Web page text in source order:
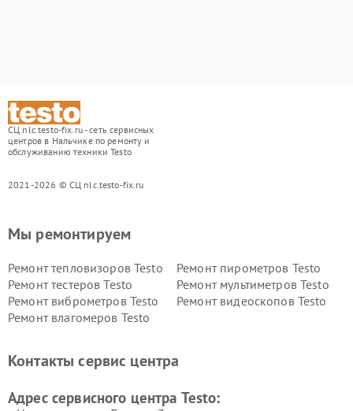
СЦ nlc.testo-fix.ru - сеть сервисных
центров в Нальчике по ремонту и
обслуживанию техники Testo
2021-2026 © СЦ nlc.testo-fix.ru
Мы ремонтируем
Ремонт тепловизоров Testo
Ремонт пирометров Testo
Ремонт тестеров Testo
Ремонт мультиметров Testo
Ремонт виброметров Testo
Ремонт видеоскопов Testo
Ремонт влагомеров Testo
Контакты сервис центра
Адрес сервисного центра Testo: